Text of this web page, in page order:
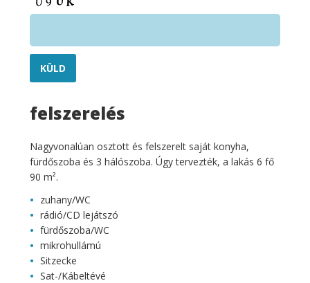
felszerelés
Nagyvonalúan osztott és felszerelt saját konyha,
fürdőszoba és 3 hálószoba. Úgy tervezték, a lakás 6 fő
90 m².
zuhany/WC
rádió/CD lejátszó
fürdőszoba/WC
mikrohullámú
Sitzecke
Sat-/Kábeltévé